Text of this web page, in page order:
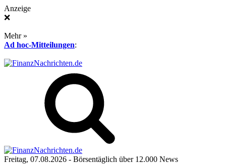
Anzeige
❌
Mehr »
Ad hoc-Mitteilungen:
Freitag, 07.08.2026 - Börsentäglich über 12.000 News